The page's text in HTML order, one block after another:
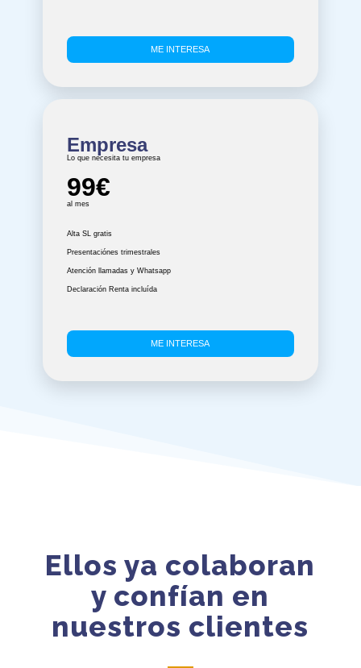
ME INTERESA
Empresa
Lo que necesita tu empresa
99€
al mes
Alta SL gratis
Presentaciónes trimestrales
Atención llamadas y Whatsapp
Declaración Renta incluída
ME INTERESA
Ellos ya colaboran
y confían en
nuestros clientes